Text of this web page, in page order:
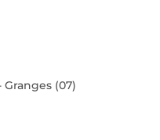
Granges (07)